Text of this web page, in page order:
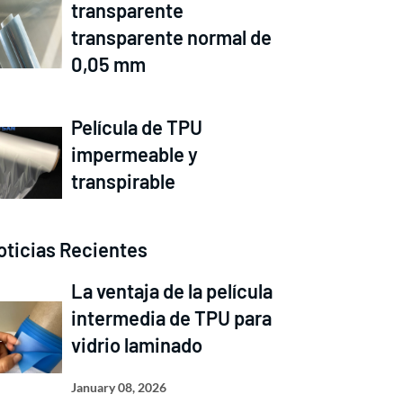
transparente
transparente normal de
0,05 mm
Película de TPU
impermeable y
transpirable
Recientes
La ventaja de la película
intermedia de TPU para
vidrio laminado
January 08, 2026